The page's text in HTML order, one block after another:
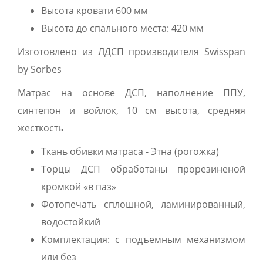
Высота кровати 600 мм
Высота до спального места: 420 мм
Изготовлено из ЛДСП производителя Swisspan
by Sorbes
Матрас на основе ДСП, наполнение ППУ,
синтепон и войлок, 10 см высота, средняя
жесткость
Ткань обивки матраса - Этна (рогожка)
Торцы ДСП обработаны прорезиненой
кромкой «в паз»
Фотопечать сплошной, ламинированный,
водостойкий
Комплектация: с подъемным механизмом
или без